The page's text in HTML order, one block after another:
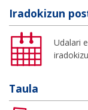
Iradokizun
Udalari
Taula